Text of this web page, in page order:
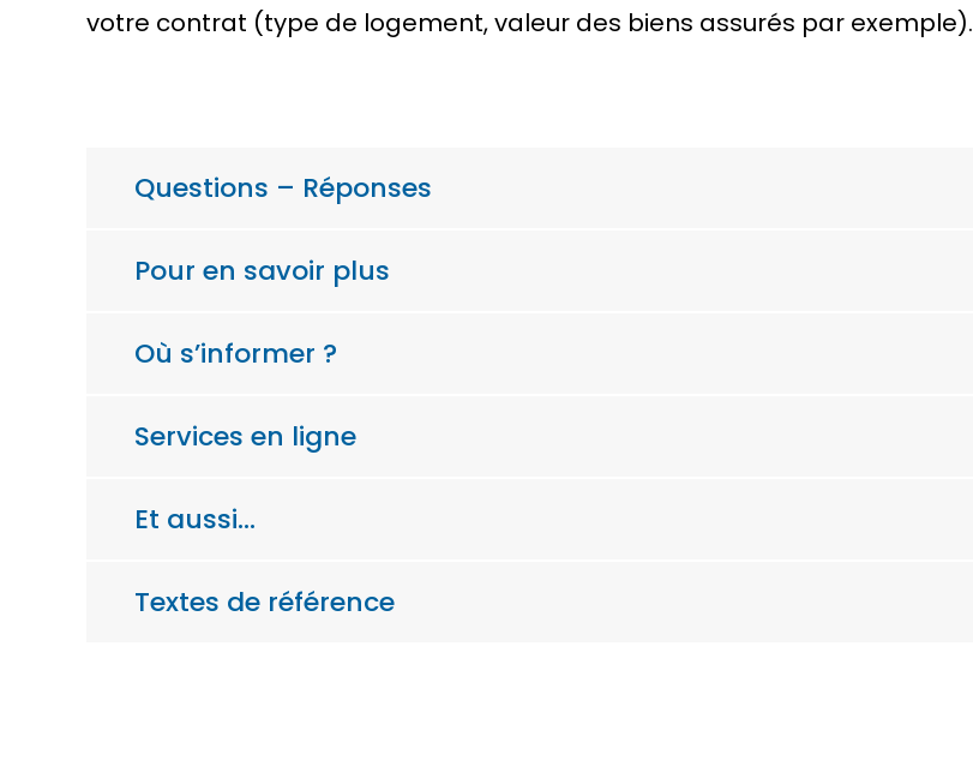
votre contrat (type de logement, valeur des biens assurés par exemple).
Questions – Réponses
Pour en savoir plus
Où s’informer ?
Services en ligne
Et aussi…
Textes de référence